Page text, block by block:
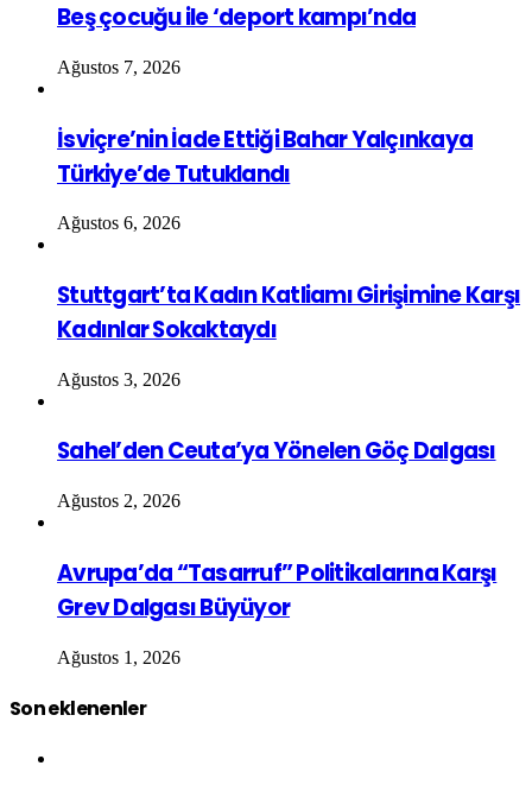
Beş çocuğu ile ‘deport kampı’nda
Ağustos 7, 2026
İsviçre’nin İade Ettiği Bahar Yalçınkaya
Türkiye’de Tutuklandı
Ağustos 6, 2026
Stuttgart’ta Kadın Katliamı Girişimine Karşı
Kadınlar Sokaktaydı
Ağustos 3, 2026
Sahel’den Ceuta’ya Yönelen Göç Dalgası
Ağustos 2, 2026
Avrupa’da “Tasarruf” Politikalarına Karşı
Grev Dalgası Büyüyor
Ağustos 1, 2026
Son eklenenler